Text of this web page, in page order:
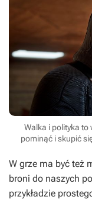
Walka i polityka to
pominąć i skupić
W grze ma być też
broni do naszych
przykładzie